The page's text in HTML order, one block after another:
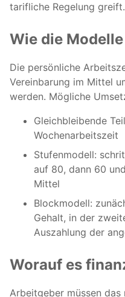
tarifliche Regelung greift.
Wie die
Die persönliche
Vereinbarung im Mittel
werden. Mögliche
Gleichbleibende
Wochenarbeitszeit
Stufenmodell:
auf 80, dann 60
Mittel
Blockmodell:
Gehalt, in der
Auszahlung der
Worauf es
Arbeitgeber müssen das